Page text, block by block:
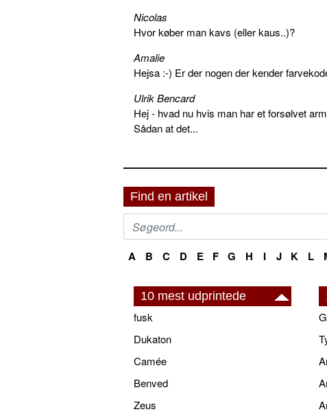
Nicolas
Hvor køber man kavs (eller kaus..)?
Amalie
Hejsa :-) Er der nogen der kender
Ulrik Bencard
Hej - hvad nu hvis man har et forsølvet
Sådan at det...
Find en artikel
A B C D E F G H I J K L
10 mest udprintede
fusk
Dukaton
Camée
Benved
Zeus